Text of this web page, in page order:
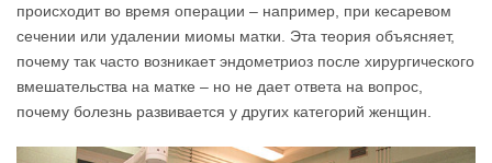
происходит во время операции – например, при кесаревом
сечении или удалении миомы матки. Эта теория объясняет,
почему так часто возникает эндометриоз после хирургического
вмешательства на матке – но не дает ответа на вопрос,
почему болезнь развивается у других категорий женщин.